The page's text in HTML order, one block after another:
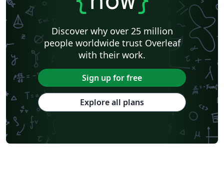
Discover why over 25 million
people worldwide trust Overleaf
with their work.
Sign up for free
Explore all plans